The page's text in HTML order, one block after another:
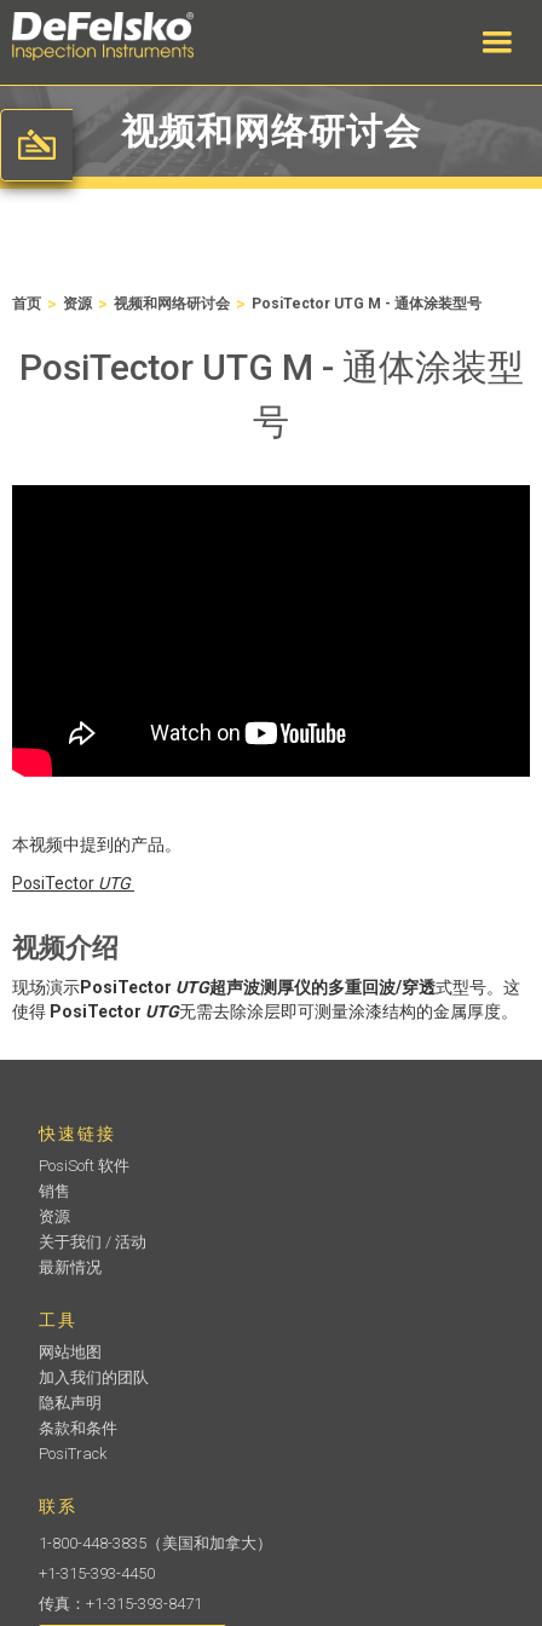
视频和网络研讨会
首页 > 资源 > 视频和网络研讨会 > PosiTector UTG M - 通体涂装型号
PosiTector UTG M - 通体涂装型
号
本视频中提到的产品。
PosiTector UTG
视频介绍
现场演示PosiTector UTG超声波测厚仪的多重回波/穿透式型号。这
使得 PosiTector UTG无需去除涂层即可测量涂漆结构的金属厚度。
快速链接
PosiSoft 软件
销售
资源
关于我们 / 活动
最新情况
工具
网站地图
加入我们的团队
隐私声明
条款和条件
PosiTrack
联系
1-800-448-3835 （美国和加拿大）
+1-315-393-4450
传真：+1-315-393-8471